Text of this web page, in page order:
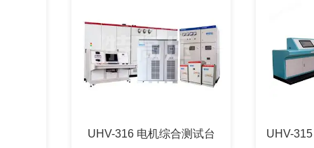
UHV-316 电机综合测试台 UHV-315 变